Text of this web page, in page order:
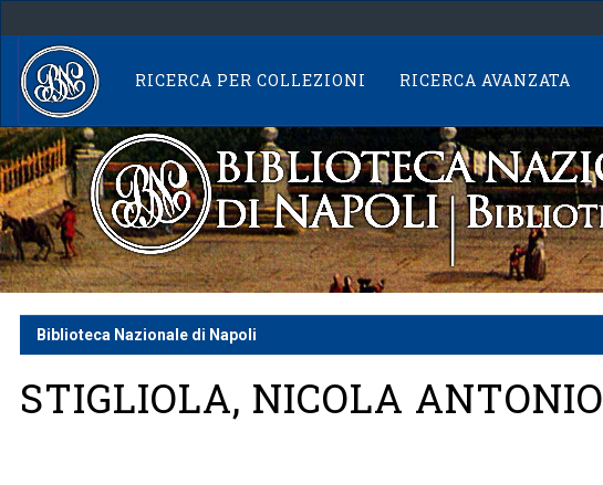
navigation
RICERCA PER COLLEZIONI RICERCA AVANZATA
Biblioteca Nazionale di Napoli
STIGLIOLA, NICOLA ANTONIO